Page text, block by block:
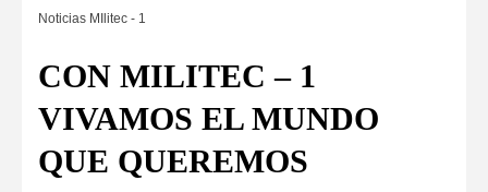
Noticias MIlitec - 1
CON MILITEC – 1
VIVAMOS EL MUNDO
QUE QUEREMOS